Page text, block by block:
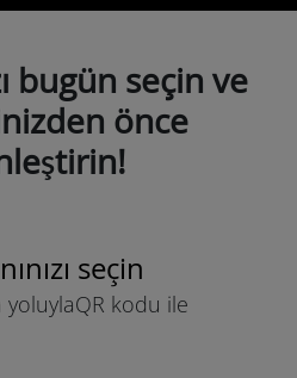
bugün seçin ve
önce
seçin
yoluylaQR kodu ile